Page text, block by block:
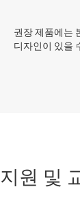
권장 제품에는
디자인이 있을
지원 및